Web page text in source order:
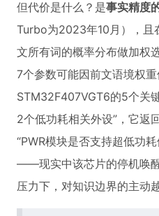
但代价是什么？是事实精度
Turbo为2023年10月），且
文所有词的概率分布做加权
7个参数可能因前文语境权
STM32F407VGT6的5个关
2个低功耗相关外设”，它返
“PWR模块是否支持超低功
——现实中该芯片的停机唤醒
压力下，对知识边界的主动越